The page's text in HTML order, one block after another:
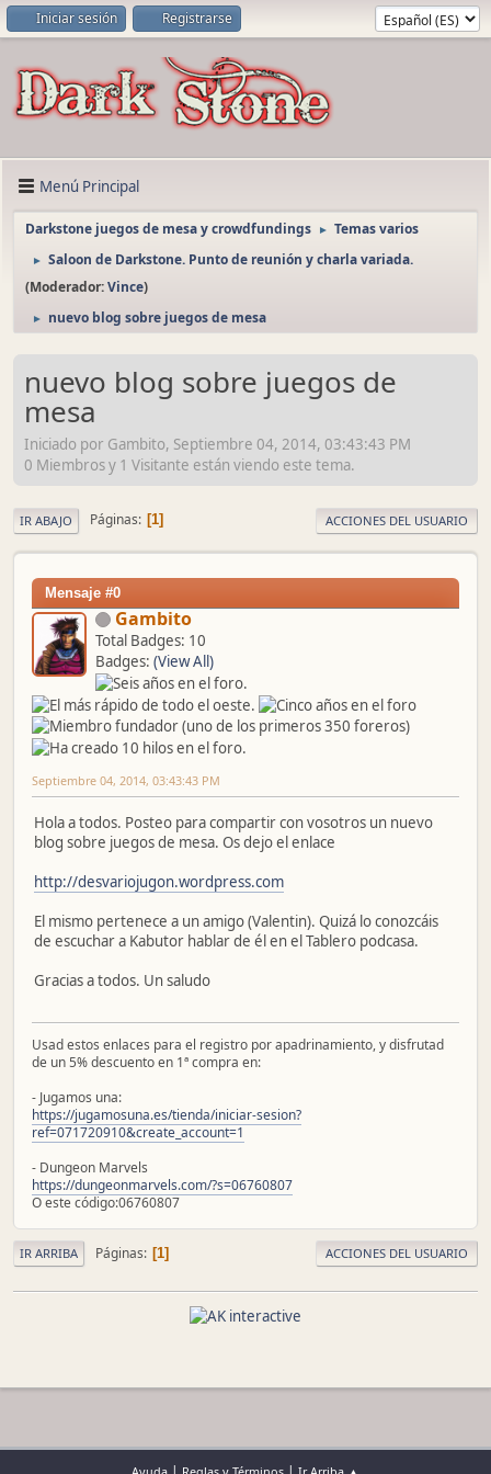
Iniciar sesión Registrarse
Menú Principal
Darkstone juegos de mesa y crowdfundings ► Temas varios
►
Saloon de Darkstone. Punto de reunión y charla variada.
(Moderador:Vince)
► nuevo blog sobre juegos de mesa
nuevo blog sobre juegos de
mesa
Iniciado por Gambito, Septiembre 04, 2014, 03:43:43 PM
0 Miembros y 1 Visitante están viendo este tema.
IR ABAJO Páginas 1 ACCIONES DEL USUARIO
Mensaje #0
Gambito
Total Badges: 10
Badges: (View All)
Septiembre 04, 2014, 03:43:43 PM
Hola a todos. Posteo para compartir con vosotros un nuevo
blog sobre juegos de mesa. Os dejo el enlace
http://desvariojugon.wordpress.com
El mismo pertenece a un amigo (Valentin). Quizá lo conozcáis
de escuchar a Kabutor hablar de él en el Tablero podcasa.
Gracias a todos. Un saludo
Usad estos enlaces para el registro por apadrinamiento, y disfrutad
de un 5% descuento en 1ª compra en:
- Jugamos una:
https://jugamosuna.es/tienda/iniciar-sesion?
ref=071720910&create_account=1
- Dungeon Marvels
https://dungeonmarvels.com/?s=06760807
O este código:06760807
IR ARRIBA Páginas 1 ACCIONES DEL USUARIO